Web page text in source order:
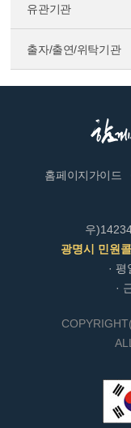
유관기관
출자/출연/위탁기관
홈페이지가이드
우
광명시 민원
·
·